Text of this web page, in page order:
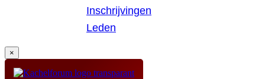
Inschrijvingen
Leden
×